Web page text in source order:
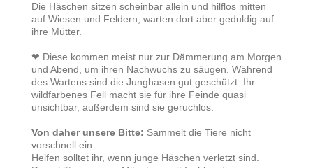
Die Häschen sitzen scheinbar allein und hilflos mitten
auf Wiesen und Feldern, warten dort aber geduldig auf
ihre Mütter.
❤ Diese kommen meist nur zur Dämmerung am Morgen
und Abend, um ihren Nachwuchs zu säugen. Während
des Wartens sind die Junghasen gut geschützt. Ihr
wildfarbenes Fell macht sie für ihre Feinde quasi
unsichtbar, außerdem sind sie geruchlos.
Von daher unsere Bitte: Sammelt die Tiere nicht
vorschnell ein.
Helfen solltet ihr, wenn junge Häschen verletzt sind.